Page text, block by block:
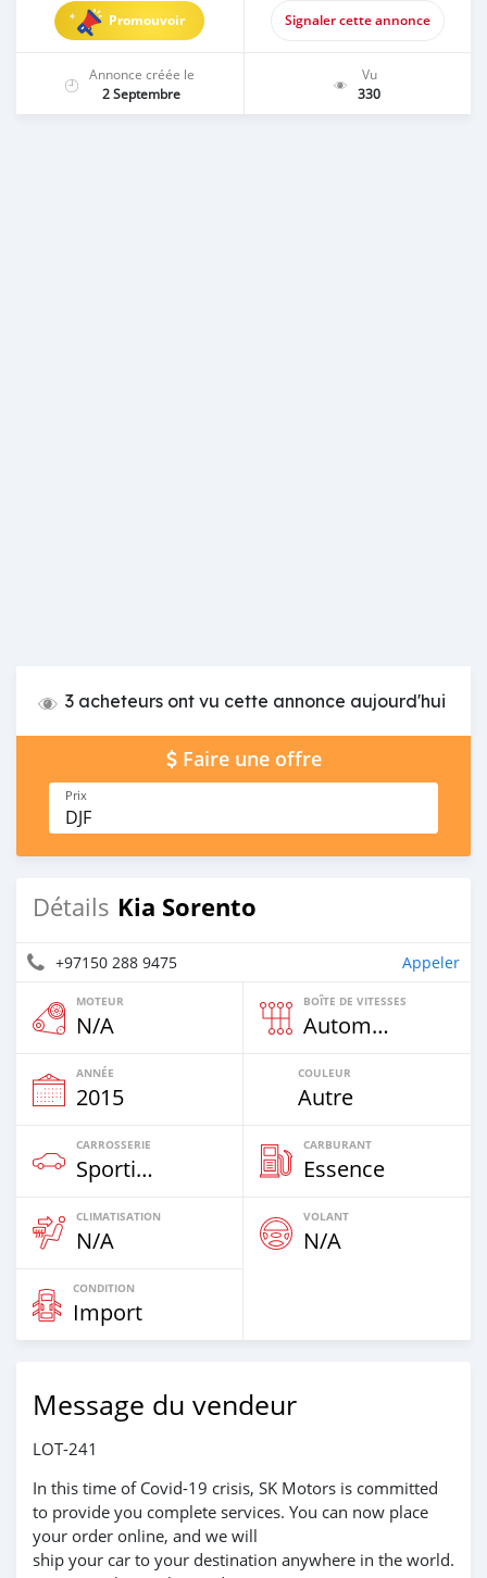
Promouvoir Signaler cette annonce
Annonce créée le
2 Septembre
Vu
330
3 acheteurs ont vu cette annonce aujourd'hui
Faire une offre
Prix
DJF
Détails Kia Sorento
+97150 288 9475 Appeler
MOTEUR
N/A
BOÎTE DE VITESSES
Automatique
ANNÉE
2015
COULEUR
Autre
CARROSSERIE
Sportive‒Coupé
CARBURANT
Essence
CLIMATISATION
N/A
VOLANT
N/A
CONDITION
Import
Message du vendeur
LOT-241
In this time of Covid-19 crisis, SK Motors is committed
to provide you complete services. You can now place
your order online, and we will
ship your car to your destination anywhere in the world.